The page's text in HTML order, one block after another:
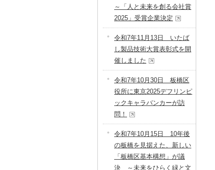
～「人と未来を創る会社賞
2025」受賞企業決定
令和7年11月13日 いたば
し製品技術大賞表彰式を開
催しました
令和7年10月30日 板橋区
役所に東京2025デフリンピ
ックキャラバンカーが訪
問！
令和7年10月15日 10年後
の板橋を見据えた、新しい
「板橋区基本構想」が議
決 ～未来をひらく緑と文